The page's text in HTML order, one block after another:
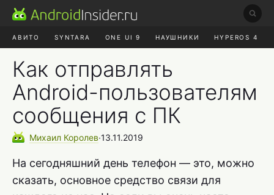
АВИТО SYNTARA ONE UI 9 НАУШНИКИ HYPEROS 4
Как отправлять
Android-пользователям
сообщения с ПК
Михаил Королев∙13.11.2019
На сегодняшний день телефон — это, можно
сказать, основное средство связи для